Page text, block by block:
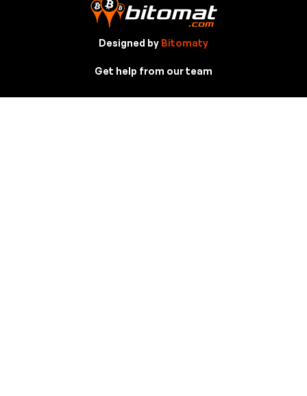
Designed by Bitomaty
Get help from our team